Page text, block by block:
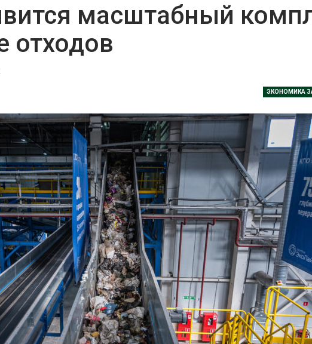
масштабный
отходов
ЭКОНОМИКА
Учёные научили салат
производить «животный»
увеличила производство
соли почти в 20 раз
Авг 6, 2026
В пяти странах Амазонии
задержали более 800
человек в ходе операции
против экологических
преступлений
Авг 6, 2026
Новый порядок расчёта
нарушений квот на
промышленные выбросы
может появиться в
ближайшее время
Авг 6, 2026
В Ирбите начнут
расчистку Ницы после
сразу
природными
Авг 7, 2026
экономить воду
Авг 7, 2026
может
Авг 7,